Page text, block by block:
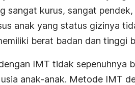
sangat kurus, sangat
anak yang status gizinya
berat badan dan tinggi
IMT tidak sepenuhnya
anak-anak. Metode IMT